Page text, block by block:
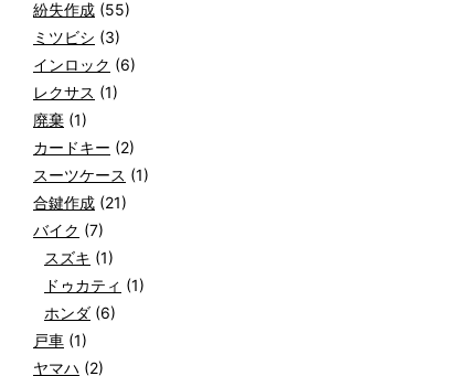
紛失作成 (55)
ミツビシ (3)
インロック (6)
レクサス (1)
廃棄 (1)
カードキー (2)
スーツケース (1)
合鍵作成 (21)
バイク (7)
スズキ (1)
ドゥカティ (1)
ホンダ (6)
戸車 (1)
ヤマハ (2)